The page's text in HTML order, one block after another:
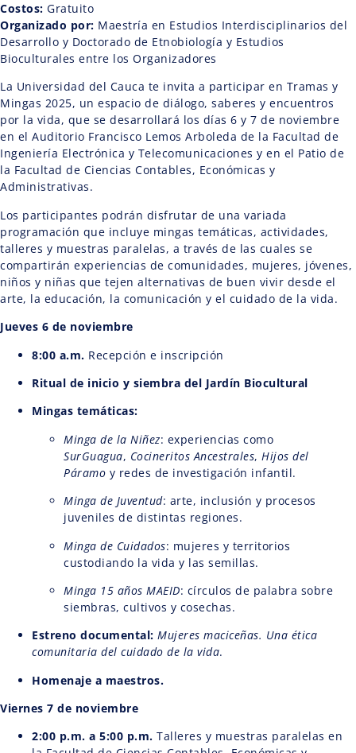
Costos: Gratuito
Organizado por: Maestría en Estudios Interdisciplinarios del
Desarrollo y Doctorado de Etnobiología y Estudios
Bioculturales entre los Organizadores
La Universidad del Cauca te invita a participar en Tramas y
Mingas 2025, un espacio de diálogo, saberes y encuentros
por la vida, que se desarrollará los días 6 y 7 de noviembre
en el Auditorio Francisco Lemos Arboleda de la Facultad de
Ingeniería Electrónica y Telecomunicaciones y en el Patio de
la Facultad de Ciencias Contables, Económicas y
Administrativas.
Los participantes podrán disfrutar de una variada
programación que incluye mingas temáticas, actividades,
talleres y muestras paralelas, a través de las cuales se
compartirán experiencias de comunidades, mujeres, jóvenes,
niños y niñas que tejen alternativas de buen vivir desde el
arte, la educación, la comunicación y el cuidado de la vida.
Jueves 6 de noviembre
8:00 a.m. Recepción e inscripción
Ritual de inicio y siembra del Jardín Biocultural
Mingas temáticas:
Minga de la Niñez: experiencias como
SurGuagua, Cocineritos Ancestrales, Hijos del
Páramo y redes de investigación infantil.
Minga de Juventud: arte, inclusión y procesos
juveniles de distintas regiones.
Minga de Cuidados: mujeres y territorios
custodiando la vida y las semillas.
Minga 15 años MAEID: círculos de palabra sobre
siembras, cultivos y cosechas.
Estreno documental: Mujeres maciceñas. Una ética
comunitaria del cuidado de la vida.
Homenaje a maestros.
Viernes 7 de noviembre
2:00 p.m. a 5:00 p.m. Talleres y muestras paralelas en